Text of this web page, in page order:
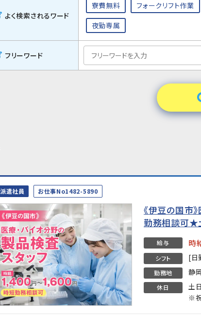
よく検索されるワード
寮費無料 フォークリフト作業
夜勤専属
フリーワード
派遣社員 お仕事No1482-5890
《伊豆の国市
勤務相談可★
給与 時
シフト [日
勤務地 静
休日
土
※